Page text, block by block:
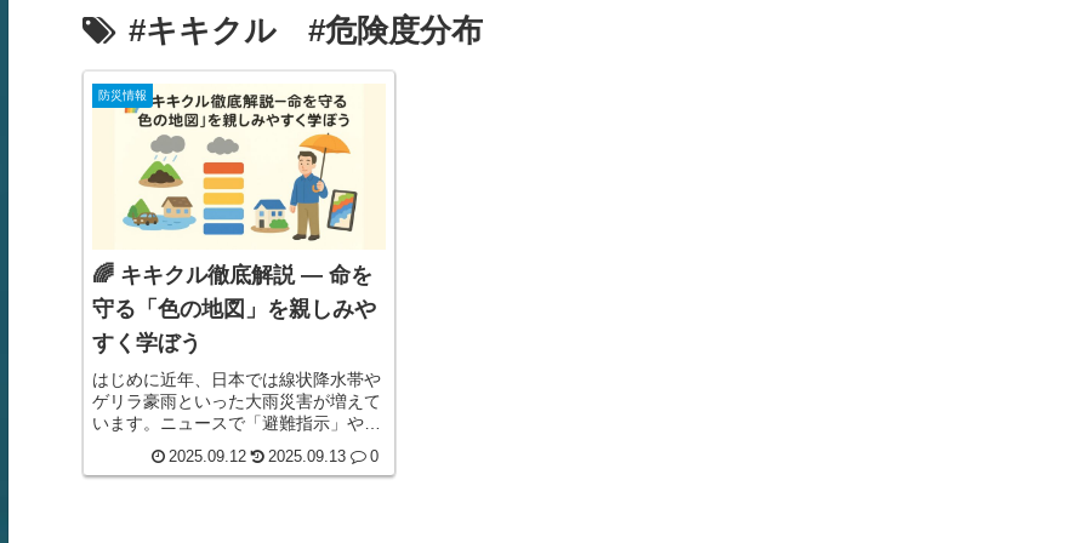
#キキクル #危険度分布
防災情報
🌈 キキクル徹底解説 — 命を
守る「色の地図」を親しみや
すく学ぼう
はじめに近年、日本では線状降水帯や
ゲリラ豪雨といった大雨災害が増えて
います。ニュースで「避難指示」や
に“どのタイミングで動けばよいか”迷
2025.09.12 2025.09.13 0